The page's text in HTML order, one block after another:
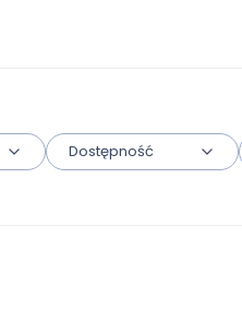
Dostępność